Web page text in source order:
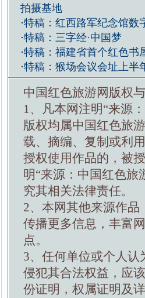
拍摄基地
·特稿：红西路军纪念馆数
·特稿：三字经·中国梦
·特稿：福建省首个红色书
·特稿：猴场会议会址上半
中国红色旅游网版权
1、凡本网注明“来源
版权均属中国红色旅
载、摘编、复制或利
授权使用作品的，被
明“来源：中国红色旅
究其相关法律责任。
2、本网其他来源作
传播更多信息，丰富
点。
3、任何单位或个人
侵犯其合法权益，应
份证明，权属证明及